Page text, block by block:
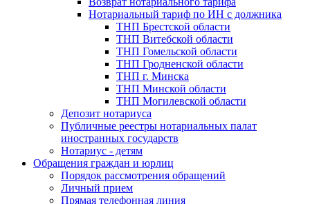
Нотариальный тариф по ИН с должника
ТНП Брестской области
ТНП Витебской области
ТНП Гомельской области
ТНП Гродненской области
ТНП г. Минска
ТНП Минской области
ТНП Могилевской области
Депозит нотариуса
Публичные реестры нотариальных палат
иностранных государств
Нотариус - детям
Обращения граждан и юрлиц
Порядок рассмотрения обращений
Личный прием
Прямая телефонная линия